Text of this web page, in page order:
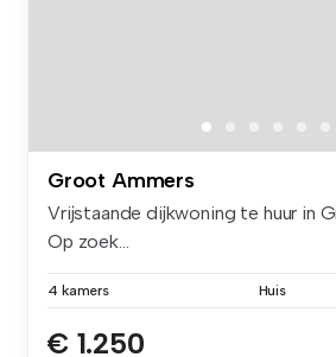
Groot Ammers
Vrijstaande dijkwoning te huur in
Op zoek...
4 kamers Huis
€ 1.250